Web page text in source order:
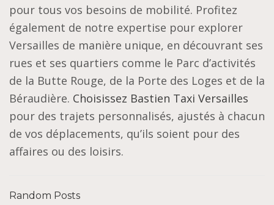
pour tous vos besoins de mobilité. Profitez
également de notre expertise pour explorer
Versailles de manière unique, en découvrant ses
rues et ses quartiers comme le Parc d’activités
de la Butte Rouge, de la Porte des Loges et de la
Béraudière. Choisissez Bastien Taxi Versailles
pour des trajets personnalisés, ajustés à chacun
de vos déplacements, qu’ils soient pour des
affaires ou des loisirs.
Random Posts